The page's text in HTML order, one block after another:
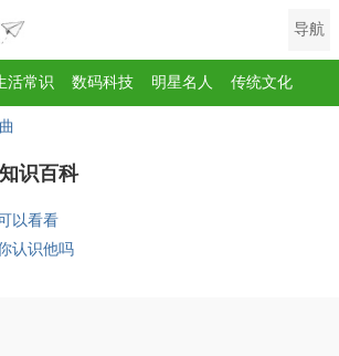
导航
活常识 数码科技 明星名人 传统文化
地理 房产
识百科
以看看
认识他吗